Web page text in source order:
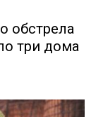
обстрела
три дома